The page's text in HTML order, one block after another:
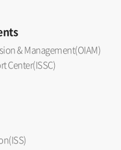
& Management(OIAM)
Center(ISSC)